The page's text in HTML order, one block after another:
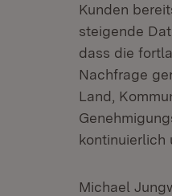
Kunden
steigende
dass die
Nachfrage
Land,
kontinuierlich
Michael